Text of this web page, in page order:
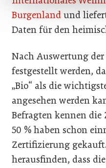
Burgenland und
Daten für den
Nach Auswertung
festgestellt werden,
„Bio“ als die
angesehen werden
Befragten kennen
50 % haben schon
Zertifizierung
herausfinden, dass